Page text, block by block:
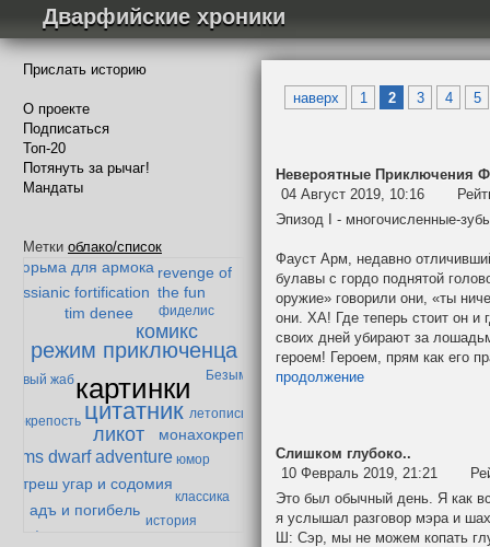
Дварфийские хроники
Прислать историю
О проекте
Подписаться
Топ-20
Потянуть за рычаг!
Мандаты
Метки облако/список
картинки
цитатник
режим приключенца
ликот
комикс
ms dwarf adventure
треш угар и содомия
tim denee
адъ и погибель
revenge of
the fun
messianic fortification
тюрьма для армока
монахокрепость
фиделис
классика
теория превосходства
дварф-параноик
история
юмор
летопись
жаб Безымянный
наверх 1 2 3 4 5
Невероятные Приключения
04 Август 2019, 10:16
Эпизод I - многочисленные-
Фауст Арм, недавно
булавы с гордо поднятой
оружие» говорили они, «ты
они. ХА! Где теперь стоит он и
своих дней убирают за
героем! Героем, прям как его
продолжение
Слишком глубоко..
10 Февраль 2019, 21:21
Это был обычный день. Я как
я услышал разговор мэра и
Ш: Сэр, мы не можем копать